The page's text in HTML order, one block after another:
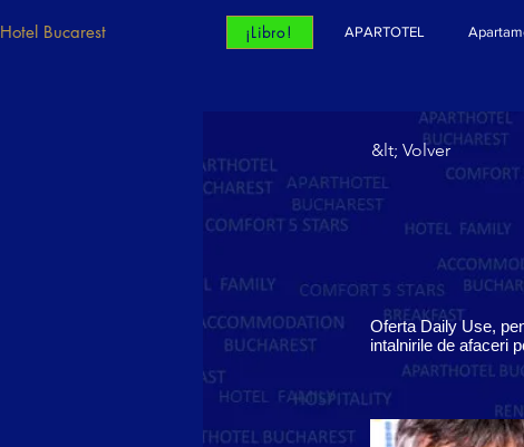
Hotel Bucarest ¡Libro! APARTOTEL
&lt; Volver
Oferta Daily Use,
intalnirile de afaceri